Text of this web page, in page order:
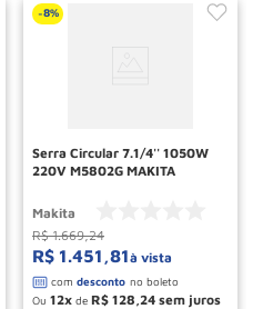
-8%
Serra Circular 7.1/4'' 1050W
220V M5802G MAKITA
Makita
R$ 1.669,24
R$ 1.451 81à vista
Ou 12 de R$ 128 24